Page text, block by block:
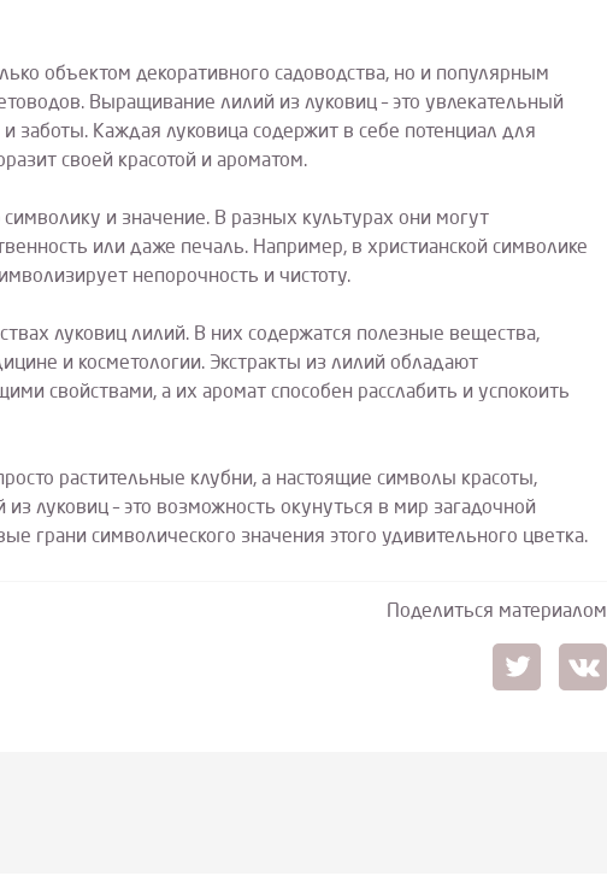
объектом декоративного садоводства, но и популярным
Выращивание лилий из луковиц – это увлекательный
заботы. Каждая луковица содержит в себе потенциал для
своей красотой и ароматом.
и значение. В разных культурах они могут
или даже печаль. Например, в христианской символике
непорочность и чистоту.
луковиц лилий. В них содержатся полезные вещества,
и косметологии. Экстракты из лилий обладают
свойствами, а их аромат способен расслабить и успокоить
растительные клубни, а настоящие символы красоты,
луковиц – это возможность окунуться в мир загадочной
грани символического значения этого удивительного цветка.
Поделиться материалом